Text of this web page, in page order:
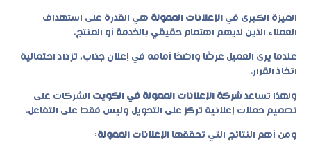
الميزة الكبرى في الإعلانات الممولة هي القدرة على استهداف
العملاء الذين لديهم اهتمام حقيقي بالخدمة أو المنتج.
عندما يرى العميل عرضًا واضحًا أمامه في إعلان جذاب، تزداد احتمالية
اتخاذ القرار.
ولهذا تساعد شركة الإعلانات الممولة في الكويت الشركات على
تصميم حملات إعلانية تركز على التحويل وليس فقط على التفاعل.
ومن أهم النتائج التي تحققها الإعلانات الممولة: